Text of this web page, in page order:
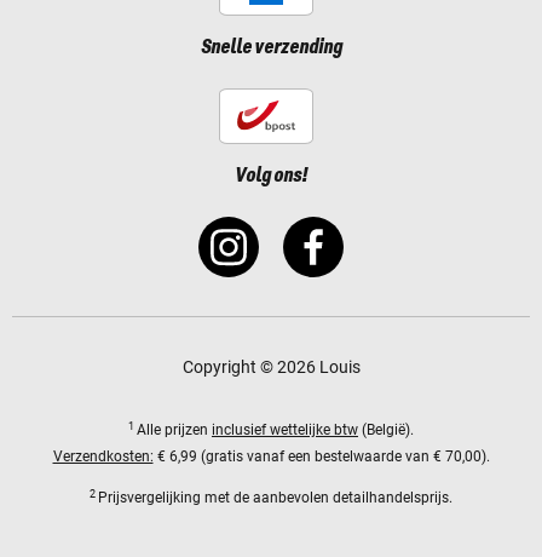
Snelle verzending
Volg ons!
Copyright © 2026 Louis
1 Alle prijzen inclusief wettelijke btw (België).
Verzendkosten: € 6,99 (gratis vanaf een bestelwaarde van € 70,00).
2 Prijsvergelijking met de aanbevolen detailhandelsprijs.